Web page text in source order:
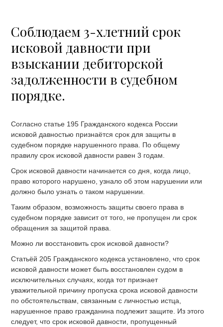
Соблюдаем 3-хлетний срок
исковой давности при
взыскании дебиторской
задолженности в судебном
порядке.
Согласно статье 195 Гражданского кодекса России
исковой давностью признаётся срок для защиты в
судебном порядке нарушенного права. По общему
правилу срок исковой давности равен 3 годам.
Срок исковой давности начинается со дня, когда лицо,
право которого нарушено, узнало об этом нарушении или
должно было узнать о таком нарушении.
Таким образом, возможность защиты своего права в
судебном порядке зависит от того, не пропущен ли срок
обращения за защитой права.
Можно ли восстановить срок исковой давности?
Статьёй 205 Гражданского кодекса установлено, что срок
исковой давности может быть восстановлен судом в
исключительных случаях, когда тот признает
уважительной причину пропуска срока исковой давности
по обстоятельствам, связанным с личностью истца,
нарушенное право гражданина подлежит защите. Из этого
следует, что срок исковой давности, пропущенный